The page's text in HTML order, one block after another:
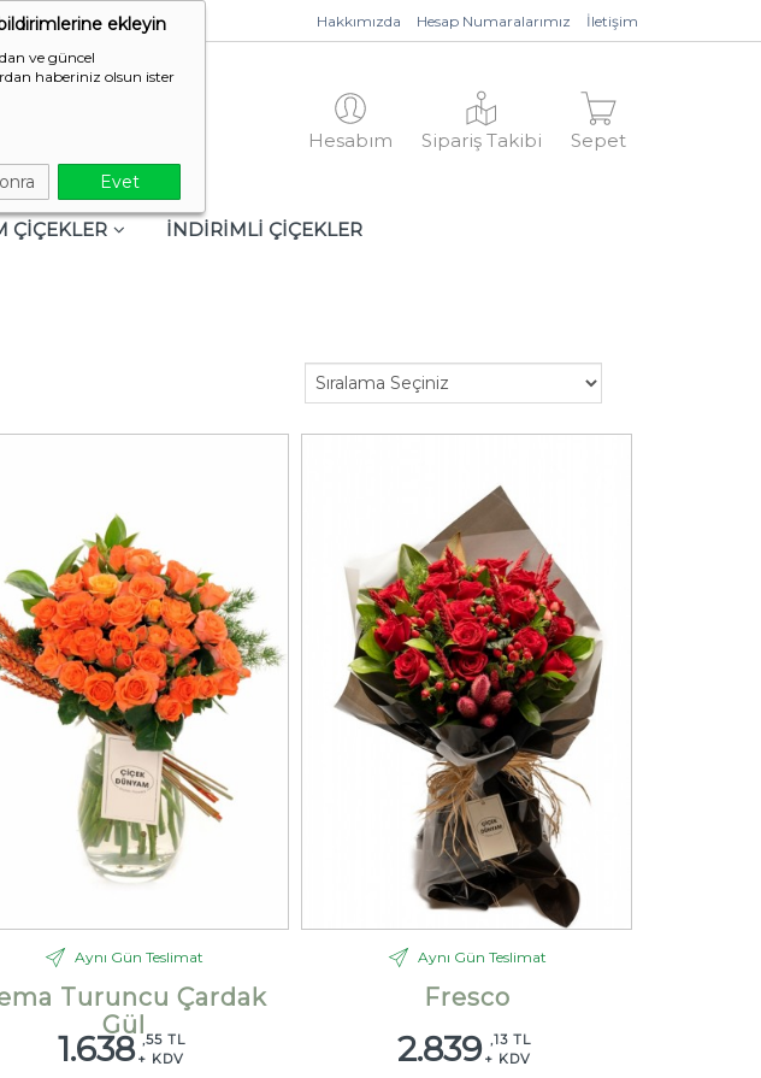
ekleyin
ve güncel
haberiniz olsun ister
Evet
Hakkımızda Hesap Numaralarımız İletişim
Hesabım Sipariş Takibi Sepet
ÇİÇEKLER İNDİRİMLİ ÇİÇEKLER
Aynı Gün Teslimat
Turuncu Çardak
Gül
1.638 ,55 TL
+ KDV
Aynı Gün Teslimat
Fresco
2.839 ,13 TL
+ KDV